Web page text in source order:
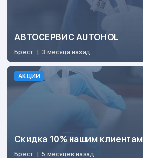
АВТОСЕРВИС AUTOHOL
Брест | 3 месяца назад
АКЦИИ
Скидка 10% нашим клиентам
Брест | 5 месяцев назад